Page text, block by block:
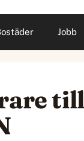
Jobb
till